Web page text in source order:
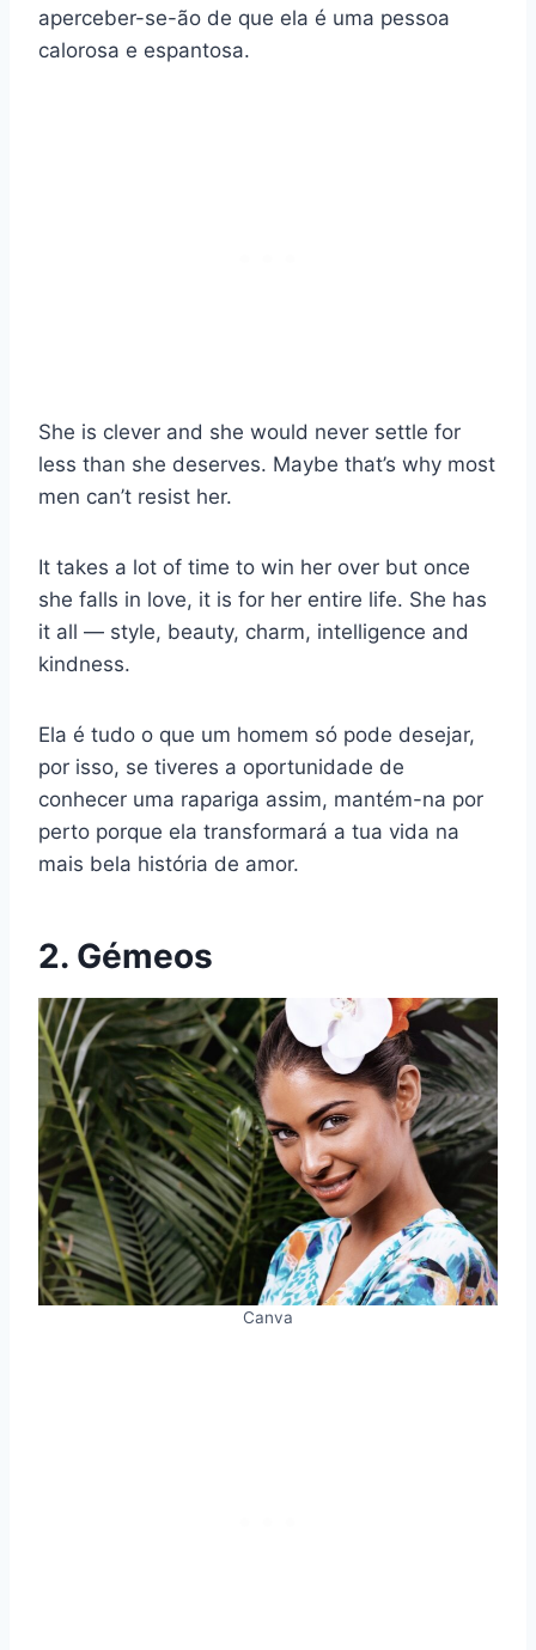
aperceber-se-ão de que ela é uma pessoa
calorosa e espantosa.
She is clever and she would never settle for
less than she deserves. Maybe that’s why most
men can’t resist her.
It takes a lot of time to win her over but once
she falls in love, it is for her entire life. She has
it all — style, beauty, charm, intelligence and
kindness.
Ela é tudo o que um homem só pode desejar,
por isso, se tiveres a oportunidade de
conhecer uma rapariga assim, mantém-na por
perto porque ela transformará a tua vida na
mais bela história de amor.
2. Gémeos
Canva